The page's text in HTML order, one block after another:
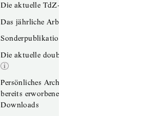
Die aktuelle TdZ-Ausgabe
Das jährliche Arbeitsbuch
Sonderpublikationen
Die aktuelle double-Ausgabe
Persönliches Archiv mit allen
bereits erworbenen
Downloads